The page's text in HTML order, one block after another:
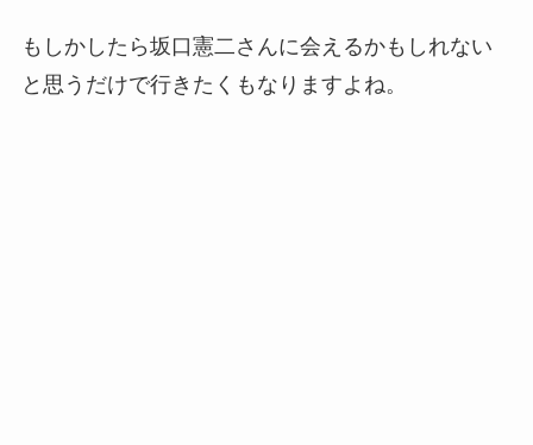
もしかしたら坂口憲二さんに会えるかもしれない
と思うだけで行きたくもなりますよね。